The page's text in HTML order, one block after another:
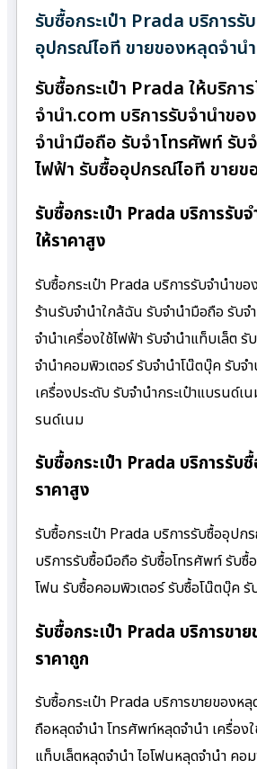
รับซื้อกระเป๋า Prada บริการรั
อุปกรณ์ไอที ขายของหลุดจำนำ
รับซื้อกระเป๋า Prada ให้บริกา
จํานํา.com บริการรับจำนำขอ
จำนำมือถือ รับจำโทรศัพท์ รับ
ไฟฟ้า รับซื้ออุปกรณ์ไอที ขายข
รับซื้อกระเป๋า Prada บริการรับ
ให้ราคาสูง
รับซื้อกระเป๋า Prada บริการรับจำนำข
ร้านรับจํานําใกล้ฉัน รับจำนำมือถือ รับ
จำนำเครื่องใช้ไฟฟ้า รับจำนำแท็บเล็ต รั
จำนำคอมพิวเตอร์ รับจำนำโน๊ตบุ๊ค รับจ
เครื่องประดับ รับจำนำกระเป๋าแบรนด์เ
รนด์เนม
รับซื้อกระเป๋า Prada บริการรับ
ราคาสูง
รับซื้อกระเป๋า Prada บริการรับซื้ออุปก
บริการรับซื้อมือถือ รับซื้อโทรศัพท์ รับซื้
โฟน รับซื้อคอมพิวเตอร์ รับซื้อโน๊ตบุ๊ค
รับซื้อกระเป๋า Prada บริการขา
ราคาถูก
รับซื้อกระเป๋า Prada บริการขายของหลุ
ถือหลุดจำนำ โทรศัพท์หลุดจำนำ เครื่อง
แท็บเล็ตหลุดจำนำ ไอโฟนหลุดจำนำ คอ